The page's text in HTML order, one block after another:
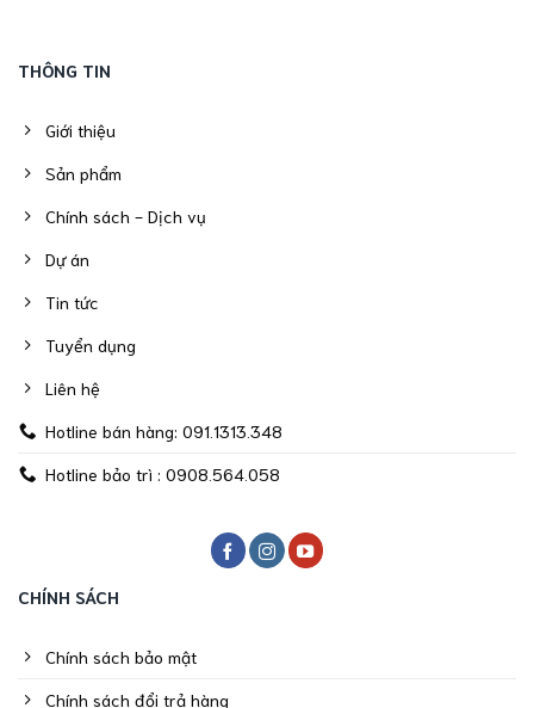
THÔNG TIN
Giới thiệu
Sản phẩm
Chính sách - Dịch vụ
Dự án
Tin tức
Tuyển dụng
Liên hệ
Hotline bán hàng: 091.1313.348
Hotline bảo trì : 0908.564.058
CHÍNH SÁCH
Chính sách bảo mật
Chính sách đổi trả hàng